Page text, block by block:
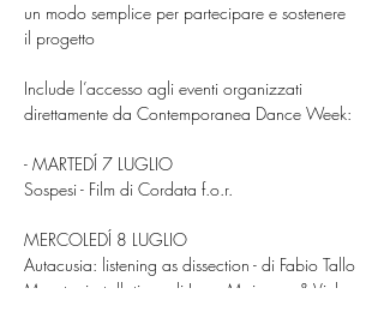
un modo semplice per partecipare e sostenere
il progetto
Include l’accesso agli eventi organizzati
direttamente da Contemporanea Dance Week:
- MARTEDÍ 7 LUGLIO
Sospesi - Film di Cordata f.o.r.
MERCOLEDÍ 8 LUGLIO
Autacusia: listening as dissection - di Fabio Tallo
Monster installation - di Lupa Maimone & Vinka